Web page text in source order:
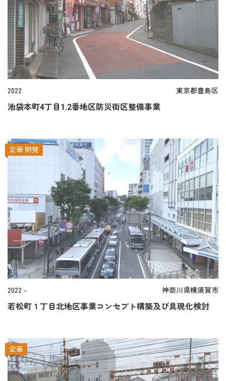
2022 東京都豊島区
池袋本町4丁目1.2番地区防災街区整備事業
企画 開発
2022 - 神奈川県横須賀市
若松町１丁目北地区事業コンセプト構築及び具現化検討
企画